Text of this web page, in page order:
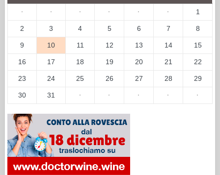
· · · · · · 1
2 3 4 5 6 7 8
9 10 11 12 13 14 15
16 17 18 19 20 21 22
23 24 25 26 27 28 29
30 31 · · · · ·